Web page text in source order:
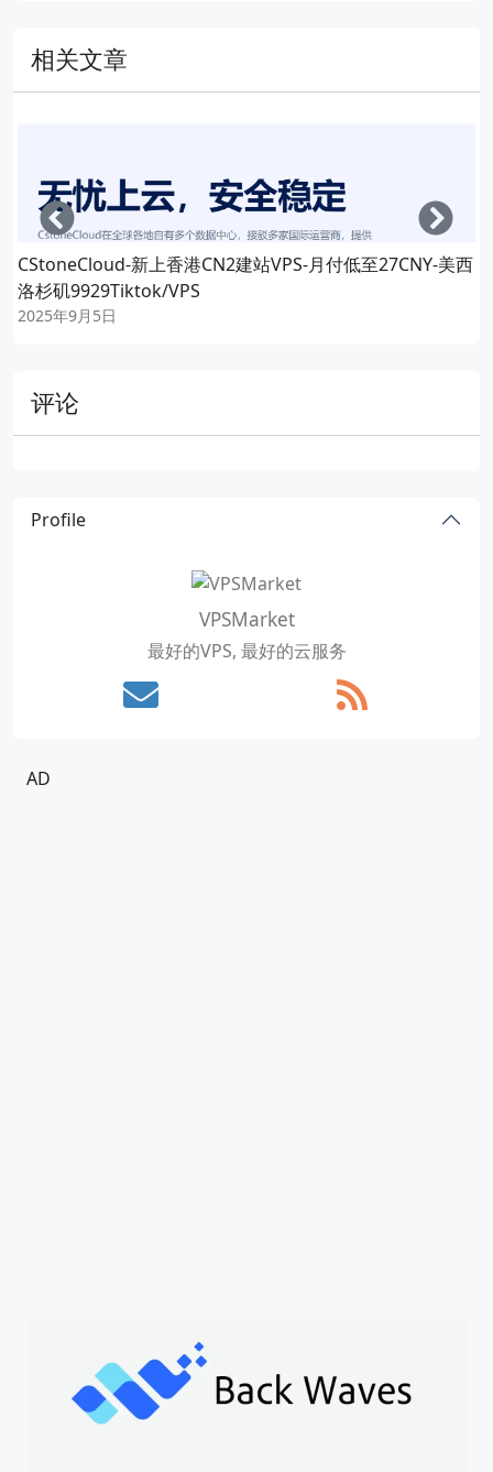
相关文章
CStoneCloud-新上香港CN2建站VPS-月付低至27CNY-美西
洛杉矶9929Tiktok/VPS
2025年9月5日
Left
评论
Profile
VPSMarket
最好的VPS, 最好的云服务
AD